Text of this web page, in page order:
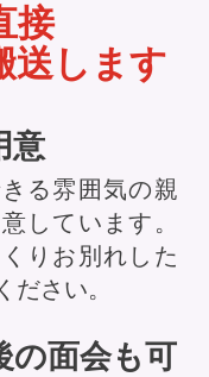
接
送します
意
る雰囲気の親
しています。
りお別れした
ださい。
の面会も可